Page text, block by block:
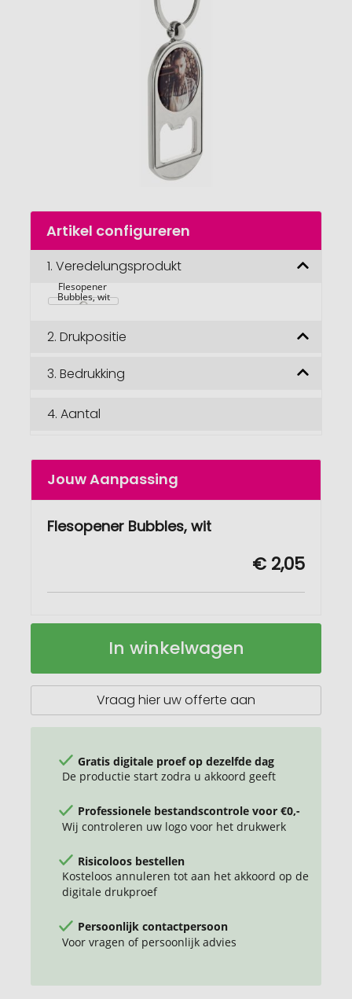
Naar
begin
afbeeldingengalerij
Artikel configureren
1. Veredelungsprodukt
Flesopener
Bubbles, wit
2. Drukpositie
3. Bedrukking
4. Aantal
Jouw Aanpassing
Flesopener Bubbles, wit
€ 2,05
Flesopener
Op
In winkelwagen
Vraag hier uw offerte aan
Gratis digitale proef op dezelfde dag
De productie start zodra u akkoord geeft
Professionele bestandscontrole voor €0,-
Wij controleren uw logo voor het drukwerk
Risicoloos bestellen
Kosteloos annuleren tot aan het akkoord op de
digitale drukproef
Persoonlijk contactpersoon
Voor vragen of persoonlijk advies